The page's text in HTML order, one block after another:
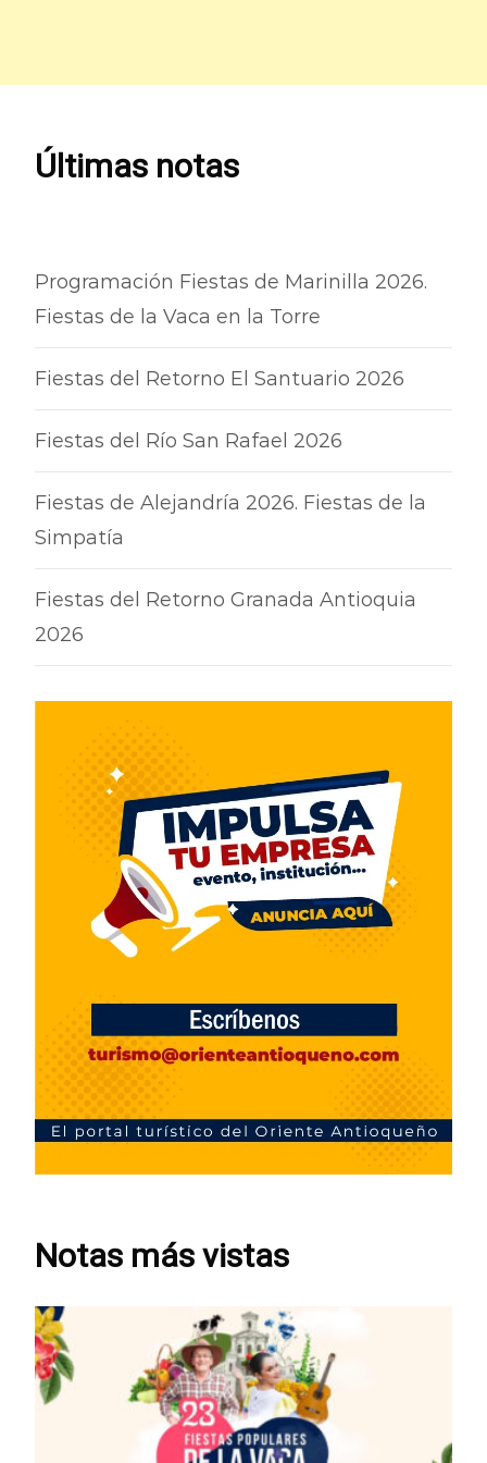
Últimas notas
Programación Fiestas de Marinilla 2026.
Fiestas de la Vaca en la Torre
Fiestas del Retorno El Santuario 2026
Fiestas del Río San Rafael 2026
Fiestas de Alejandría 2026. Fiestas de la
Simpatía
Fiestas del Retorno Granada Antioquia
2026
Notas más vistas